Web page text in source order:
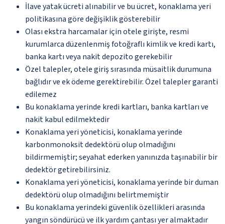
İlave yatak ücreti alınabilir ve bu ücret, konaklama yeri
politikasına göre değişiklik gösterebilir
Olası ekstra harcamalar için otele girişte, resmi
kurumlarca düzenlenmiş fotoğraflı kimlik ve kredi kartı,
banka kartı veya nakit depozito gerekebilir
Özel talepler, otele giriş sırasında müsaitlik durumuna
bağlıdır ve ek ödeme gerektirebilir. Özel talepler garanti
edilemez
Bu konaklama yerinde kredi kartları, banka kartları ve
nakit kabul edilmektedir
Konaklama yeri yöneticisi, konaklama yerinde
karbonmonoksit dedektörü olup olmadığını
bildirmemiştir; seyahat ederken yanınızda taşınabilir bir
dedektör getirebilirsiniz.
Konaklama yeri yöneticisi, konaklama yerinde bir duman
dedektörü olup olmadığını belirtmemiştir
Bu konaklama yerindeki güvenlik özellikleri arasında
yangın söndürücü ve ilk yardım çantası yer almaktadır